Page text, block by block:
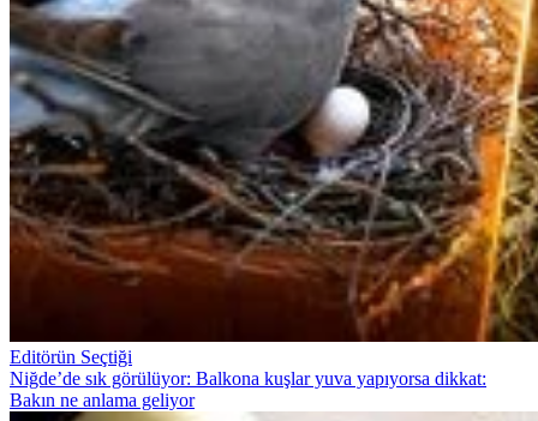
Editörün Seçtiği
Niğde’de sık görülüyor: Balkona kuşlar yuva yapıyorsa dikkat:
Bakın ne anlama geliyor